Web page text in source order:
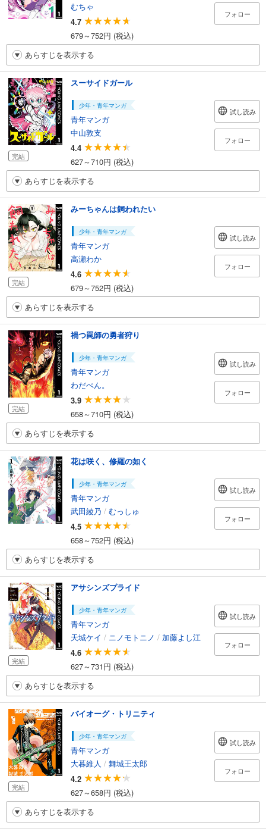
むちゃ
4.7
679～752円 (税込)
フォロー
あらすじを表示する
完結
スーサイドガール
少年・青年マンガ
青年マンガ
中山敦支
4.4
627～710円 (税込)
試し読み
フォロー
あらすじを表示する
完結
みーちゃんは飼われたい
少年・青年マンガ
青年マンガ
高瀬わか
4.6
679～752円 (税込)
試し読み
フォロー
あらすじを表示する
完結
禍つ罠師の勇者狩り
少年・青年マンガ
青年マンガ
わだぺん。
3.9
658～710円 (税込)
試し読み
フォロー
あらすじを表示する
花は咲く、修羅の如く
少年・青年マンガ
青年マンガ
武田綾乃 / むっしゅ
4.5
658～752円 (税込)
試し読み
フォロー
あらすじを表示する
完結
アサシンズプライド
少年・青年マンガ
青年マンガ
天城ケイ / ニノモトニノ / 加藤よし江
4.6
627～731円 (税込)
試し読み
フォロー
あらすじを表示する
完結
バイオーグ・トリニティ
少年・青年マンガ
青年マンガ
大暮維人 / 舞城王太郎
4.2
627～658円 (税込)
試し読み
フォロー
あらすじを表示する